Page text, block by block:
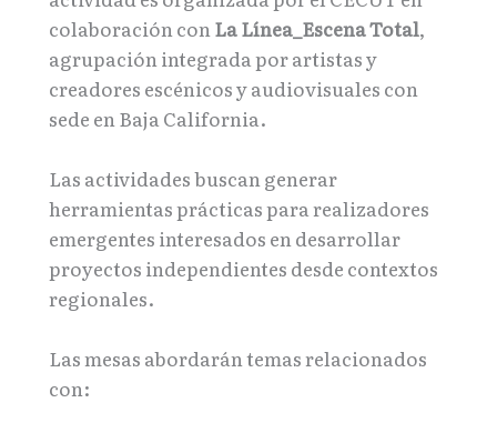
colaboración con La Línea_Escena Total,
agrupación integrada por artistas y
creadores escénicos y audiovisuales con
sede en Baja California.
Las actividades buscan generar
herramientas prácticas para realizadores
emergentes interesados en desarrollar
proyectos independientes desde contextos
regionales.
Las mesas abordarán temas relacionados
con: